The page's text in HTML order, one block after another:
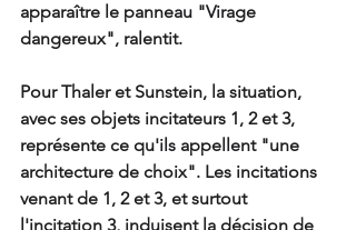
apparaître le panneau "Virage
dangereux", ralentit.
Pour Thaler et Sunstein, la situation,
avec ses objets incitateurs 1, 2 et 3,
représente ce qu'ils appellent "une
architecture de choix". Les incitations
venant de 1, 2 et 3, et surtout
l'incitation 3, induisent la décision de